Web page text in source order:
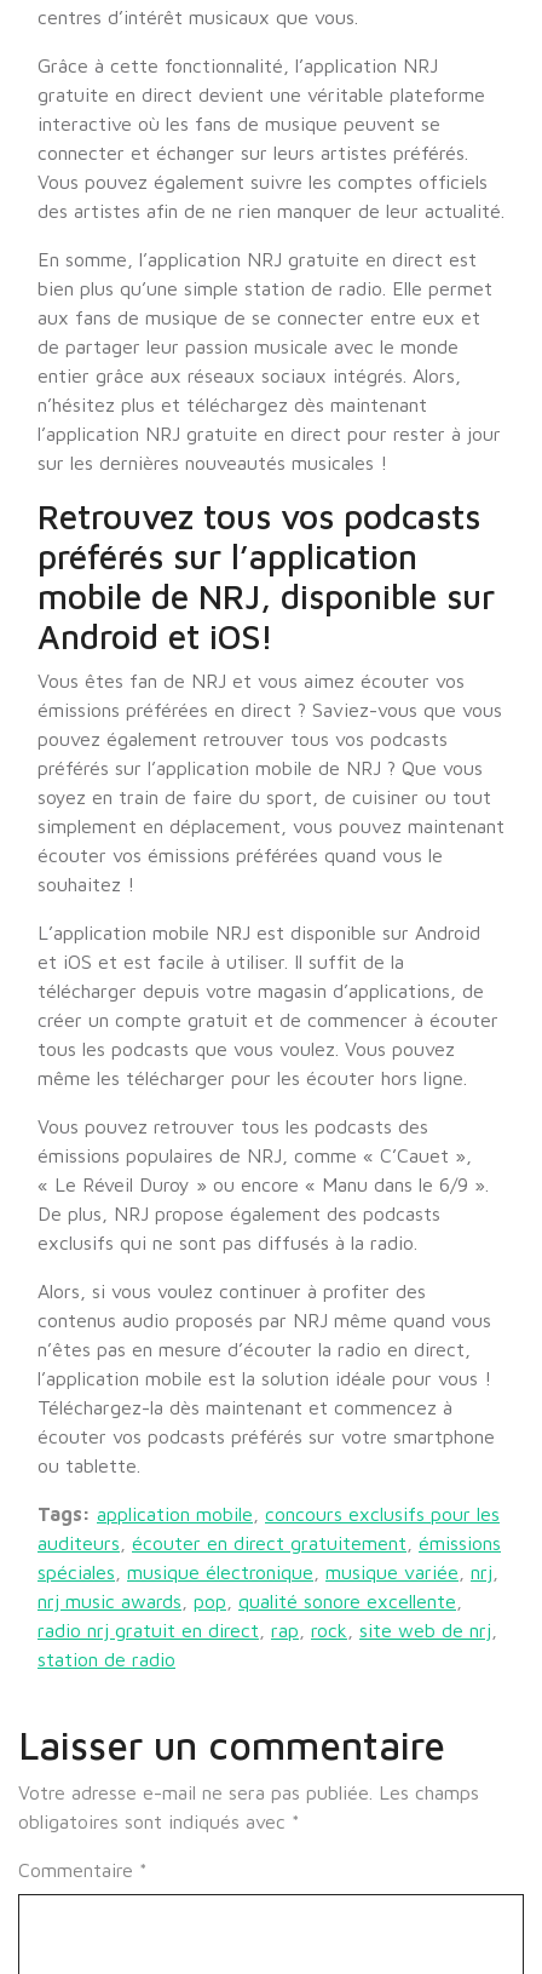
centres d’intérêt musicaux que vous.
Grâce à cette fonctionnalité, l’application NRJ
gratuite en direct devient une véritable plateforme
interactive où les fans de musique peuvent se
connecter et échanger sur leurs artistes préférés.
Vous pouvez également suivre les comptes officiels
des artistes afin de ne rien manquer de leur actualité.
En somme, l’application NRJ gratuite en direct est
bien plus qu’une simple station de radio. Elle permet
aux fans de musique de se connecter entre eux et
de partager leur passion musicale avec le monde
entier grâce aux réseaux sociaux intégrés. Alors,
n’hésitez plus et téléchargez dès maintenant
l’application NRJ gratuite en direct pour rester à jour
sur les dernières nouveautés musicales !
Retrouvez tous vos podcasts
préférés sur l’application
mobile de NRJ, disponible sur
Android et iOS!
Vous êtes fan de NRJ et vous aimez écouter vos
émissions préférées en direct ? Saviez-vous que vous
pouvez également retrouver tous vos podcasts
préférés sur l’application mobile de NRJ ? Que vous
soyez en train de faire du sport, de cuisiner ou tout
simplement en déplacement, vous pouvez maintenant
écouter vos émissions préférées quand vous le
souhaitez !
L’application mobile NRJ est disponible sur Android
et iOS et est facile à utiliser. Il suffit de la
télécharger depuis votre magasin d’applications, de
créer un compte gratuit et de commencer à écouter
tous les podcasts que vous voulez. Vous pouvez
même les télécharger pour les écouter hors ligne.
Vous pouvez retrouver tous les podcasts des
émissions populaires de NRJ, comme « C’Cauet »,
« Le Réveil Duroy » ou encore « Manu dans le 6/9 ».
De plus, NRJ propose également des podcasts
exclusifs qui ne sont pas diffusés à la radio.
Alors, si vous voulez continuer à profiter des
contenus audio proposés par NRJ même quand vous
n’êtes pas en mesure d’écouter la radio en direct,
l’application mobile est la solution idéale pour vous !
Téléchargez-la dès maintenant et commencez à
écouter vos podcasts préférés sur votre smartphone
ou tablette.
Tags: application mobile
concours exclusifs pour les
auditeurs
écouter en direct gratuitement
émissions
spéciales
musique électronique musique variée nrj
nrj music awards
pop qualité sonore excellente
radio nrj gratuit en direct
rap rock site web de nrj
station de radio
Laisser un commentaire
Votre adresse e-mail ne sera pas publiée.
Les champs
obligatoires sont indiqués avec *
Commentaire *